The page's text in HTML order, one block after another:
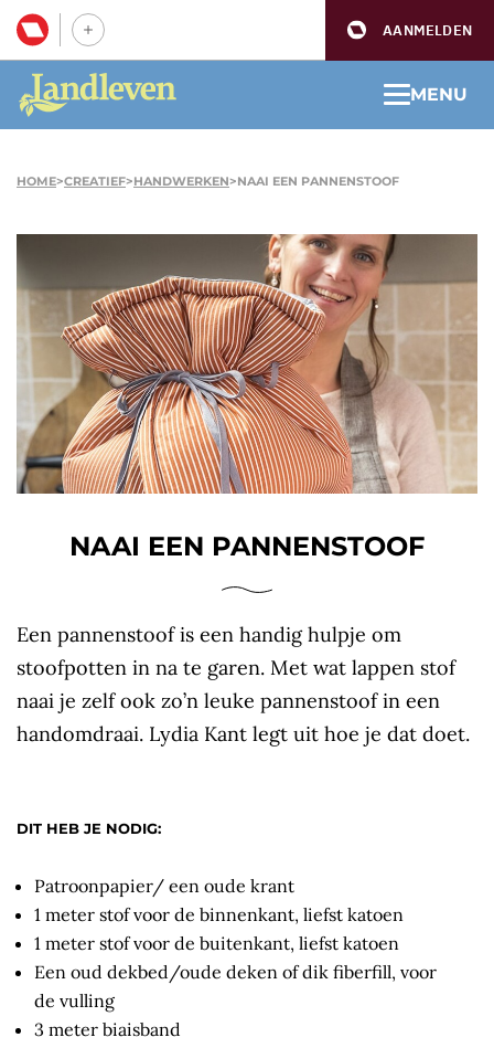
AANMELDEN
MENU
HOME>CREATIEF>HANDWERKEN>NAAI EEN PANNENSTOOF
NAAI EEN PANNENSTOOF
Een pannenstoof is een handig hulpje om
stoofpotten in na te garen. Met wat lappen stof
naai je zelf ook zo’n leuke pannenstoof in een
handomdraai. Lydia Kant legt uit hoe je dat doet.
DIT HEB JE NODIG:
Patroonpapier/ een oude krant
1 meter stof voor de binnenkant, liefst katoen
1 meter stof voor de buitenkant, liefst katoen
Een oud dekbed/oude deken of dik fiberfill, voor
de vulling
3 meter biaisband